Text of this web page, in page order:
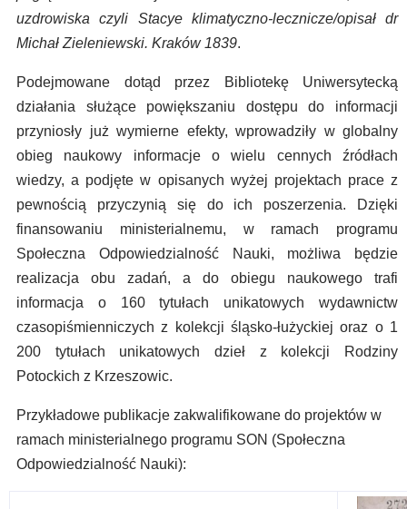
uzdrowiska czyli Stacye klimatyczno-lecznicze/opisał dr
Michał Zieleniewski. Kraków 1839.
Podejmowane dotąd przez Bibliotekę Uniwersytecką
działania służące powiększaniu dostępu do informacji
przyniosły już wymierne efekty, wprowadziły w globalny
obieg naukowy informacje o wielu cennych źródłach
wiedzy, a podjęte w opisanych wyżej projektach prace z
pewnością przyczynią się do ich poszerzenia. Dzięki
finansowaniu ministerialnemu, w ramach programu
Społeczna Odpowiedzialność Nauki, możliwa będzie
realizacja obu zadań, a do obiegu naukowego trafi
informacja o 160 tytułach unikatowych wydawnictw
czasopiśmienniczych z kolekcji śląsko-łużyckiej oraz o 1
200 tytułach unikatowych dzieł z kolekcji Rodziny
Potockich z Krzeszowic.
Przykładowe publikacje zakwalifikowane do projektów w
ramach ministerialnego programu SON (Społeczna
Odpowiedzialność Nauki):